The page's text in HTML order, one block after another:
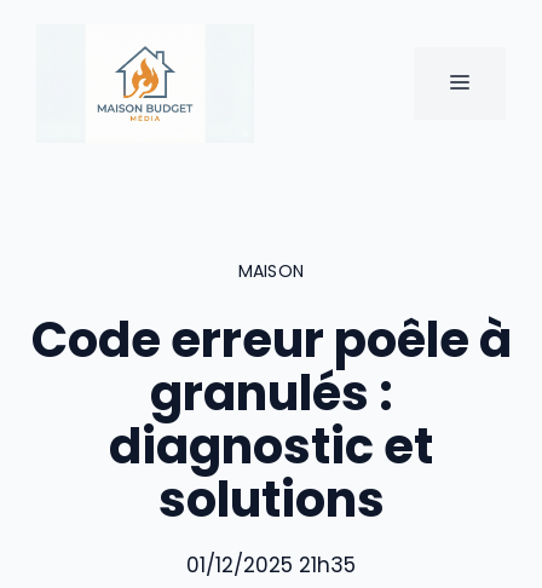
MENU
MAISON
Code erreur poêle à
granulés :
diagnostic et
solutions
01/12/2025 21h35